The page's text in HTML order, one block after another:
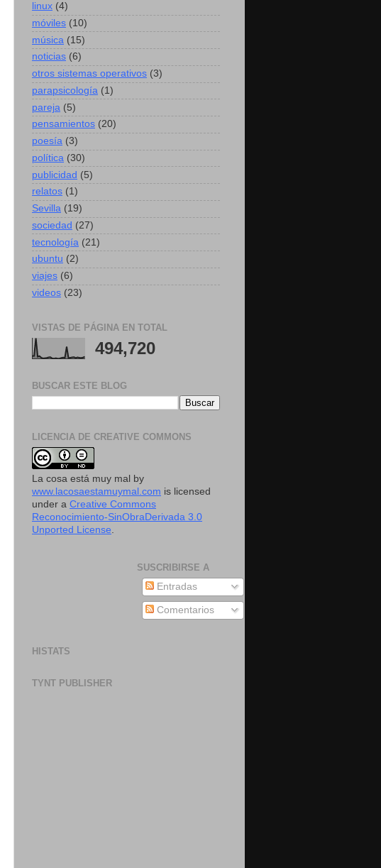
linux (4)
móviles (10)
música (15)
noticias (6)
otros sistemas operativos (3)
parapsicología (1)
pareja (5)
pensamientos (20)
poesía (3)
política (30)
publicidad (5)
relatos (1)
Sevilla (19)
sociedad (27)
tecnología (21)
ubuntu (2)
viajes (6)
videos (23)
VISTAS DE PÁGINA EN TOTAL
494,720
BUSCAR ESTE BLOG
LICENCIA DE CREATIVE COMMONS
La cosa está muy mal
by
www.lacosaestamuymal.com is licensed
under a Creative Commons
Reconocimiento-SinObraDerivada 3.0
Unported License
SUSCRIBIRSE A
Entradas
Comentarios
HISTATS
TYNT PUBLISHER